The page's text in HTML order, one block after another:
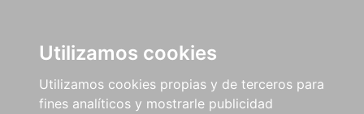
Utilizamos cookies
Utilizamos cookies propias y de terceros para
fines analíticos y mostrarle publicidad